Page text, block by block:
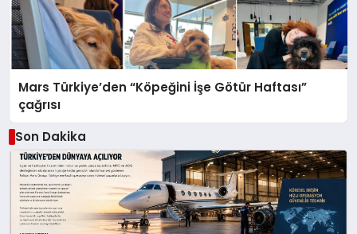
Mars Türkiye’den “Köpeğini İşe Götür Haftası”
çağrısı
Son Dakika